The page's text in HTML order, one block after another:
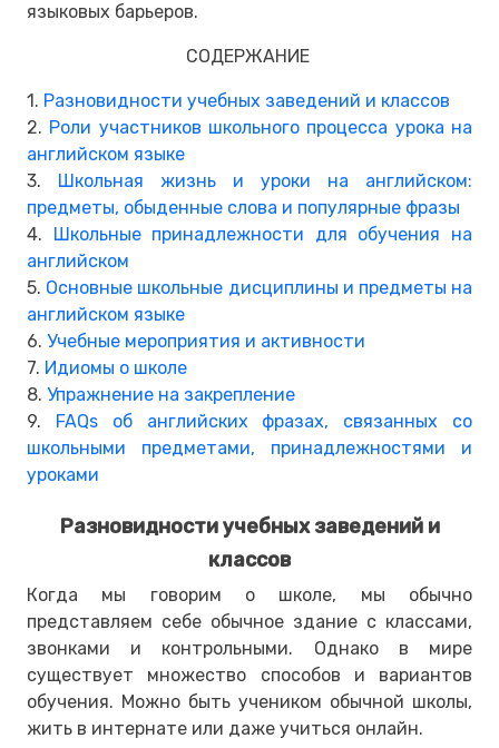
языковых барьеров.
СОДЕРЖАНИЕ
1. Разновидности учебных заведений и классов
2. Роли участников школьного процесса урока на
английском языке
3.
Школьная жизнь и уроки на английском:
предметы, обыденные слова и популярные фразы
4.
Школьные принадлежности для обучения на
английском
5. Основные школьные дисциплины и предметы на
английском языке
6. Учебные мероприятия и активности
7. Идиомы о школе
8. Упражнение на закрепление
9.
FAQs об английских фразах, связанных со
школьными предметами, принадлежностями и
уроками
Разновидности учебных заведений и
классов
Когда мы говорим о школе, мы обычно
представляем себе обычное здание с классами,
звонками и контрольными. Однако в мире
существует множество способов и вариантов
обучения. Можно быть учеником обычной школы,
жить в интернате или даже учиться онлайн.